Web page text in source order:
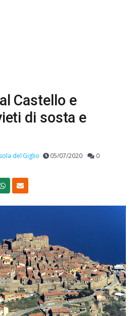
Castello e
di sosta e
del Giglio 05/07/2020
0